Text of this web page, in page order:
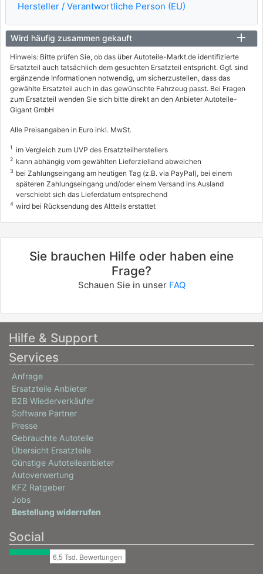
Hersteller / Verantwortliche Person (EU)
Wird häufig zusammen gekauft
Hinweis: Bitte prüfen Sie, ob das über Autoteile-Markt.de identifizierte
Ersatzteil auch tatsächlich dem gesuchten Ersatzteil entspricht. Ggf. sind
ergänzende Informationen notwendig, um sicherzustellen, dass das
gewählte Ersatzteil auch in das gewünschte Fahrzeug passt. Bei Fragen
zum Ersatzteil wenden Sie sich bitte direkt an den Anbieter Autoteile-
Gigant GmbH
Alle Preisangaben in Euro inkl. MwSt.
1 im Vergleich zum UVP des Ersatzteilherstellers
2 kann abhängig vom gewählten Lieferzielland abweichen
3 bei Zahlungseingang am heutigen Tag (z.B. via PayPal), bei einem
späteren Zahlungseingang und/oder einem Versand ins Ausland
verschiebt sich das Lieferdatum entsprechend
4 wird bei Rücksendung des Altteils erstattet
Sie brauchen Hilfe oder haben eine
Frage?
Schauen Sie in unser FAQ
Hilfe & Support
Services
Anfrage
Ersatzteile Anbieter
B2B Wiederverkäufer
Software Partner
Presse
Gebrauchte Autoteile
Übersicht Ersatzteile
Günstige Autoteileanbieter
Autoverwertung
KFZ Ratgeber
Jobs
Bestellung widerrufen
Social